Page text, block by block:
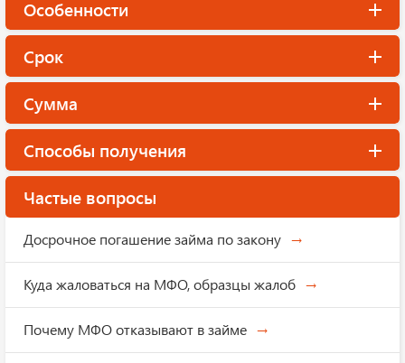
Особенности
Срок
Сумма
Способы получения
Частые вопросы
Досрочное погашение займа по закону
Куда жаловаться на МФО, образцы жалоб
Почему МФО отказывают в займе